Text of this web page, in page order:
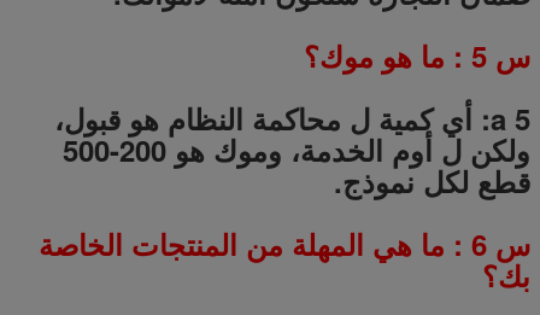
س 5 : ما هو موك؟
a 5: أي كمية ل محاكمة النظام هو قبول،
ولكن ل أوم الخدمة، وموك هو 200-500
قطع لكل نموذج.
س 6 : ما هي المهلة من المنتجات الخاصة
بك؟